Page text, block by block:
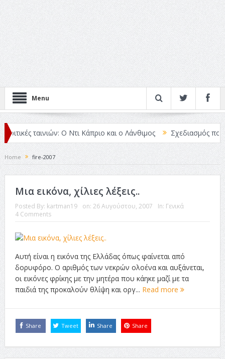
Menu
ταινιών: Ο Ντι Κάπριο και ο Λάνθιμος Σχεδιασμός που
Home fire-2007
Μια εικόνα, χίλιες λέξεις..
Posted By: kartman19 on: 26 Αυγούστου, 2007 In: Γενικά
4 Comments
Αυτή είναι η εικόνα της Ελλάδας όπως φαίνεται από
δορυφόρο. Ο αριθμός των νεκρών ολοένα και αυξάνεται,
οι εικόνες φρίκης με την μητέρα που κάηκε μαζί με τα
παιδιά της προκαλούν θλίψη και οργ... Read more
Share Tweet Share Share